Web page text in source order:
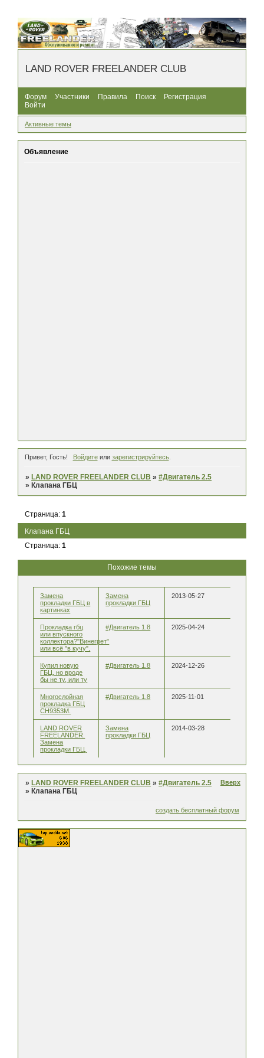
LAND ROVER FREELANDER CLUB
Форум Участники Правила Поиск
Регистрация
Войти
Активные темы
Объявление
Привет, Гость! Войдитеили зарегистрируйтесь.
» LAND ROVER FREELANDER CLUB »#Двигатель 2.5
» Клапана ГБЦ
Клапана ГБЦ
Страница:1
Страница:1
Похожие темы
Замена
прокладки ГБЦ в
картинках
Замена
прокладки ГБЦ
2013-05-27
Прокладка гбц
или впускного
коллектора?"Винегрет"
или всё "в кучу".
#Двигатель 1.8 2025-04-24
Купил новую
ГБЦ, но вроде
бы не ту, или ту
#Двигатель 1.8 2024-12-26
Многослойная
прокладка ГБЦ
CH9353M.
#Двигатель 1.8 2025-11-01
LAND ROVER
FREELANDER.
Замена
прокладки ГБЦ.
Замена
прокладки ГБЦ
2014-03-28
» LAND ROVER FREELANDER CLUB »#Двигатель 2.5
» Клапана ГБЦ
Вверх
создать бесплатный форум